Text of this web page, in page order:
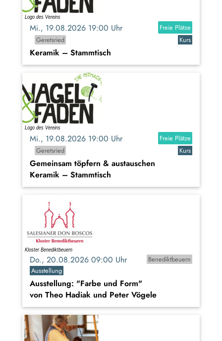
Mi., 19.08.2026 19:00 Uhr
Freie Plätze
Geretsried
Kurs
Keramik – Stammtisch
Mi., 19.08.2026 19:00 Uhr
Freie Plätze
Geretsried
Kurs
Gemeinsam töpfern & austauschen
Keramik – Stammtisch
Do., 20.08.2026 09:00 Uhr
Benediktbeuern
Ausstellung
Ausstellung: "Farbe und Form"
von Theo Hadiak und Peter Vögele